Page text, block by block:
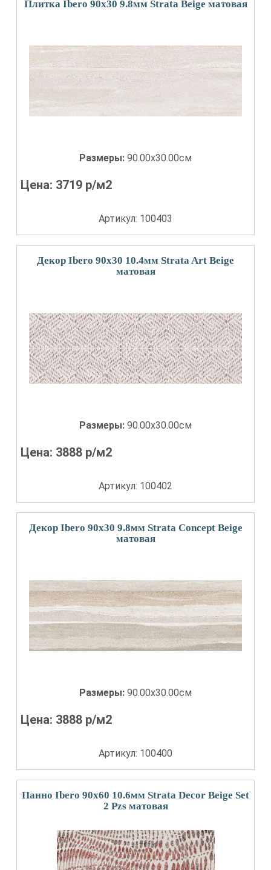
Плитка Ibero 90x30 9.8мм Strata Beige матовая
Размеры: 90.00x30.00см
Цена: 3719 р/м2
Артикул: 100403
Декор Ibero 90x30 10.4мм Strata Art Beige
матовая
Размеры: 90.00x30.00см
Цена: 3888 р/м2
Артикул: 100402
Декор Ibero 90x30 9.8мм Strata Concept Beige
матовая
Размеры: 90.00x30.00см
Цена: 3888 р/м2
Артикул: 100400
Панно Ibero 90x60 10.6мм Strata Decor Beige Set
2 Pzs матовая